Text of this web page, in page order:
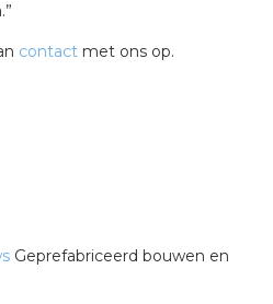
contact met ons op.
Geprefabriceerd bouwen en